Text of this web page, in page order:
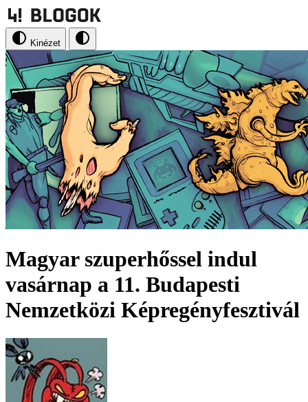
Kinézet
Magyar szuperhőssel indul
vasárnap a 11. Budapesti
Nemzetközi Képregényfesztivál